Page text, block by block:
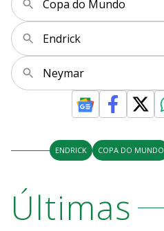
Copa do Mundo
Endrick
Neymar
ENDRICK COPA DO MUNDO
Últimas